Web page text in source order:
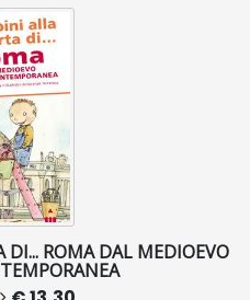
ROMA DAL MEDIOEVO